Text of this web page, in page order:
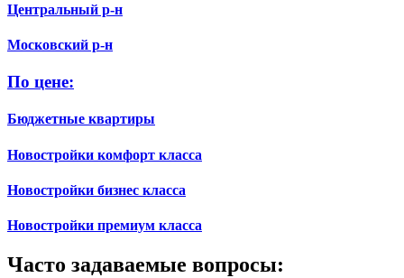
Центральный р-н
Московский р-н
По цене:
Бюджетные квартиры
Новостройки комфорт класса
Новостройки бизнес класса
Новостройки премиум класса
Часто задаваемые вопросы: